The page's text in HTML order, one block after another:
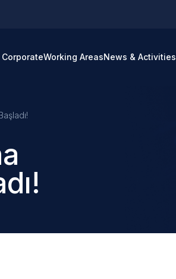
CorporateWorking AreasNews & Activities